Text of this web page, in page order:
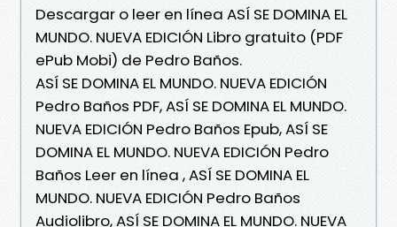
Descargar o leer en línea ASÍ SE DOMINA EL
MUNDO. NUEVA EDICIÓN Libro gratuito (PDF
ePub Mobi) de Pedro Baños.
ASÍ SE DOMINA EL MUNDO. NUEVA EDICIÓN
Pedro Baños PDF, ASÍ SE DOMINA EL MUNDO.
NUEVA EDICIÓN Pedro Baños Epub, ASÍ SE
DOMINA EL MUNDO. NUEVA EDICIÓN Pedro
Baños Leer en línea , ASÍ SE DOMINA EL
MUNDO. NUEVA EDICIÓN Pedro Baños
Audiolibro, ASÍ SE DOMINA EL MUNDO. NUEVA